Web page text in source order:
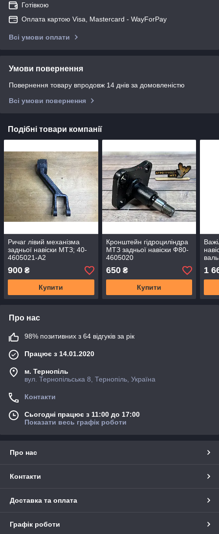
Готівкою
Оплата картою Visa, Mastercard - WayForPay
Всі умови оплати
Умови повернення
Повернення товару впродовж 14 днів за домовленістю
Всі умови повернення
Подібні товари компанії
Ричаг лівий механізма
задньої навіски МТЗ; 40-
4605021-А2
900 ₴
Купити
Кронштейн гідроциліндра
МТЗ задньої навіски Ф80-
4605020
650₴
Купити
80-
1
Про нас
98% позитивних з 64 відгуків за рік
Працює з 14.01.2020
м. Тернопіль
вул. Тернопільська 8, Тернопіль, Україна
Контакти
Сьогодні працює з 11:00 до 17:00
Показати весь графік роботи
Про нас
Контакти
Доставка та оплата
Графік роботи